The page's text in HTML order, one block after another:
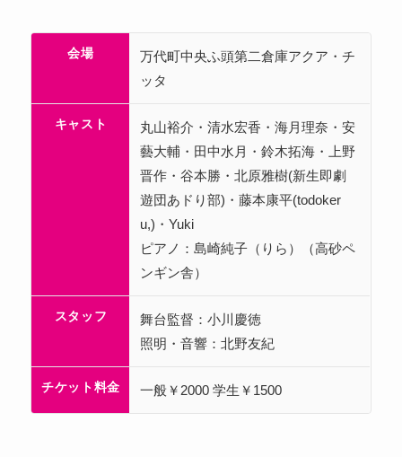
会場
万代町中央ふ頭第二倉庫アクア・チ
ッタ
キャスト
丸山裕介・清水宏香・海月理奈・安
藝大輔・田中水月・鈴木拓海・上野
晋作・谷本勝・北原雅樹(新生即劇
遊団あドり部)・藤本康平(todoker
u,)・Yuki
ピアノ：島崎純子（りら）（高砂ペ
ンギン舎）
スタッフ
舞台監督：小川慶徳
照明・音響：北野友紀
チケット料金 一般￥2000 学生￥1500